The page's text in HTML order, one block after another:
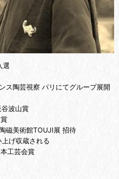
選
ス陶芸視察 パリにてグループ展開
波山賞
磁美術館TOUJI展 招待
げ収蔵される
工芸会賞